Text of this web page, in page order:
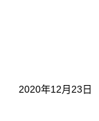
2020年12月23日